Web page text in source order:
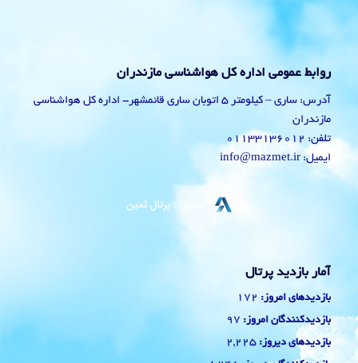
روابط عمومی اداره کل هواشناسی مازندران
آدرس: ساری – کیلومتر 5 اتوبان ساری قائمشهر- اداره کل هواشناسی
مازندران
تلفن: 01133136012
ایمیل: info@mazmet.ir
آمار بازدید پرتال
بازدیدهای امروز: 172
بازدیدکنندگان امروز: 97
بازدیدهای دیروز: 2,225